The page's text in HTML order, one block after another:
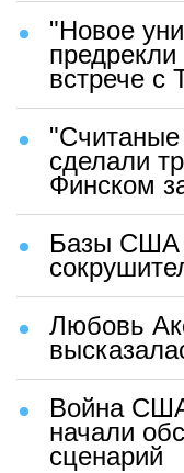
"Новое
встрече с
сделали
Финском
Базы США
Любовь
Война
начали
сценарий